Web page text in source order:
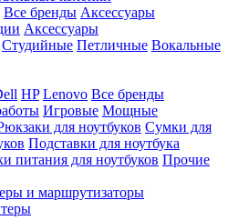
Все бренды Аксессуары
Аксессуары
Студийные Петличные Вокальные
HP Lenovo Все бренды
Игровые Мощные
для ноутбуков Сумки для
Подставки для ноутбука
питания для ноутбуков Прочие
и маршрутизаторы